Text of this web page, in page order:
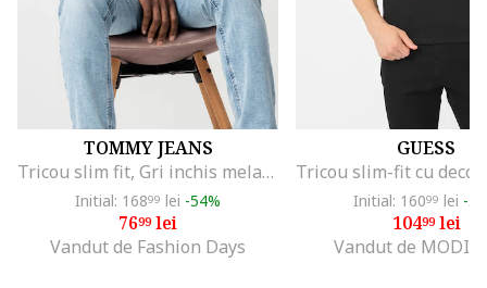
TOMMY JEANS
Tricou slim fit, Gri inchis melange
Initial: 16899 lei -54%
7699lei
Vandut de Fashion Days
GUESS
Initial: 16099 lei -
10499lei
Vandut de